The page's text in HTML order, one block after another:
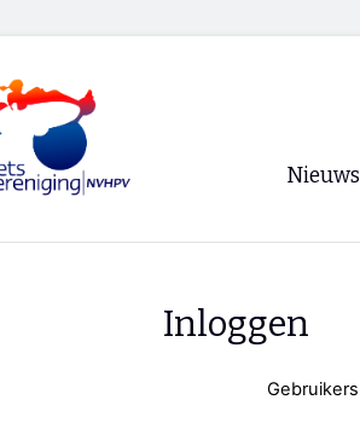
Nieuws
Inloggen